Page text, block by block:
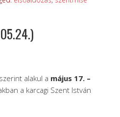
alakul a május 17. –
a karcagi Szent István